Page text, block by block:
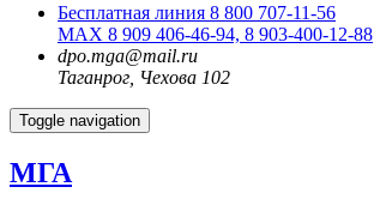
Бесплатная линия 8 800 707-11-56
MAX 8 909 406-46-94, 8 903-400-12-88
dpo.mga@mail.ru
Таганрог, Чехова 102
Toggle navigation
МГА